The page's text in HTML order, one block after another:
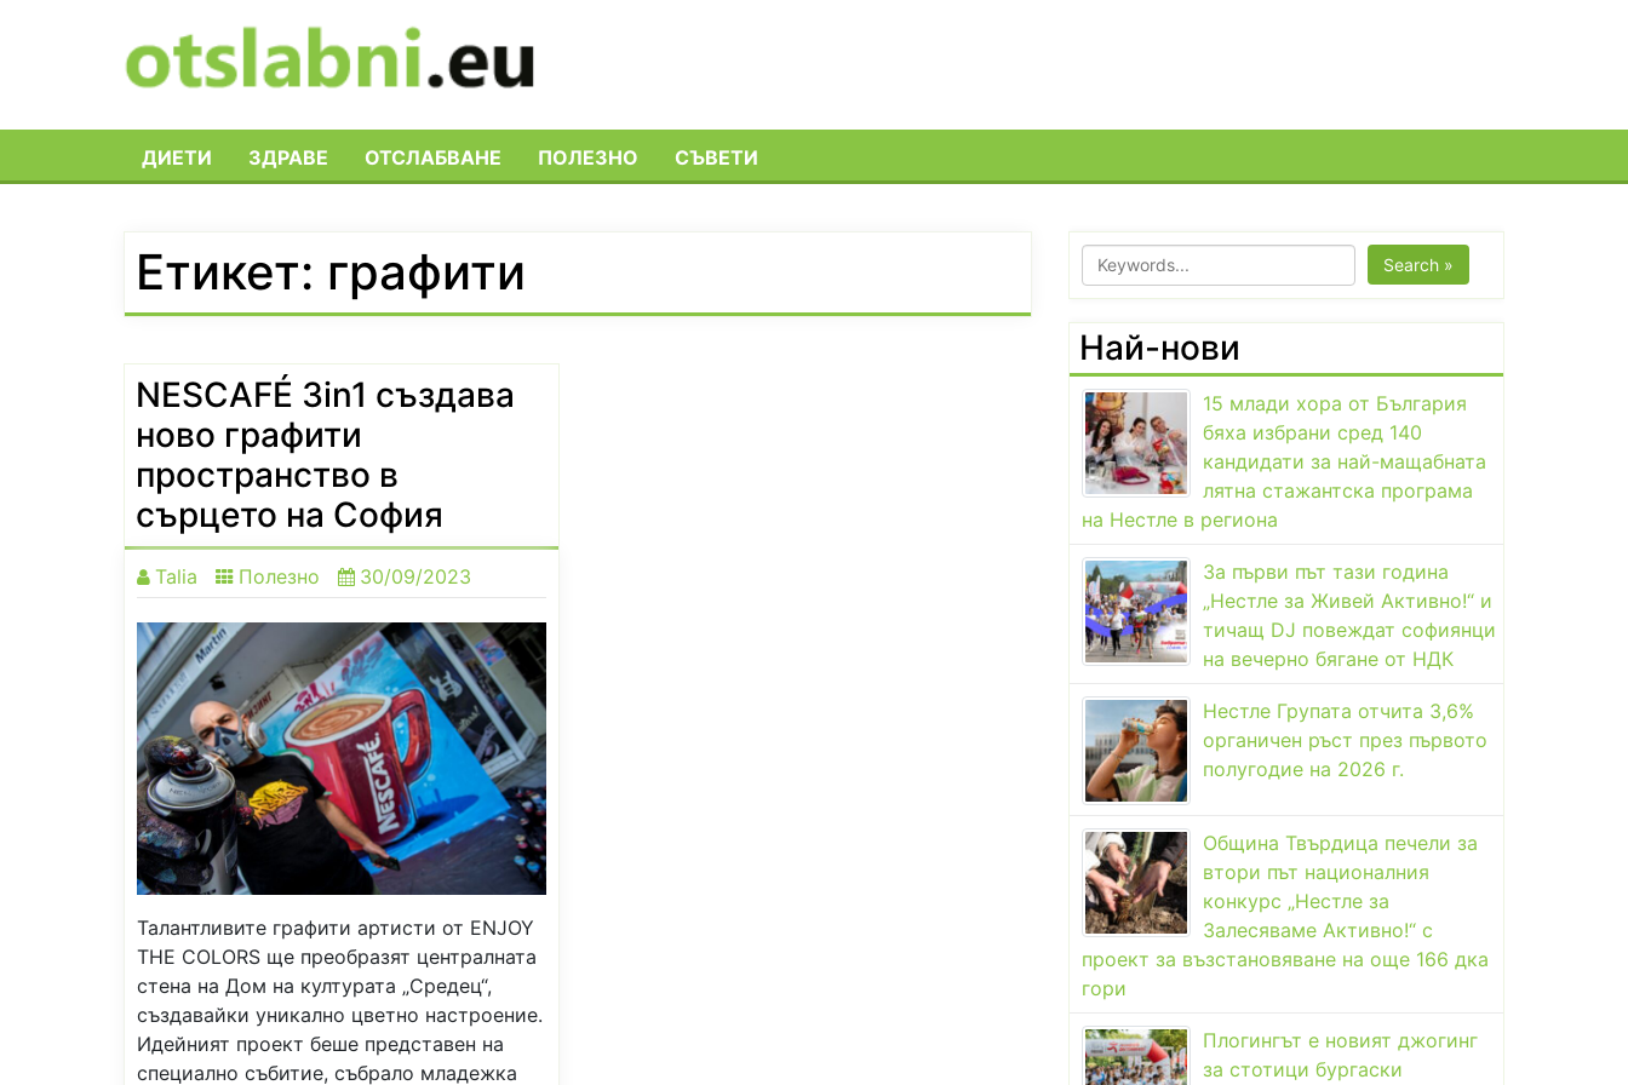
ДИЕТИ ЗДРАВЕ ОТСЛАБВАНЕ ПОЛЕЗНО СЪВЕТИ
Етикет: графити
NESCAFÉ 3in1 създава
ново графити
пространство в
сърцето на София
Talia Полезно 30/09/2023
Талантливите графити артисти от ENJOY
THE COLORS ще преобразят централната
стена на Дом на културата „Средец“,
създавайки уникално цветно настроение.
Идейният проект беше представен на
специално събитие, събрало младежка
Search »
Най-нови
15 млади хора от България
бяха избрани сред 140
кандидати за най-мащабната
лятна стажантска програма
на Нестле в региона
За първи път тази година
„Нестле за Живей Активно!“ и
тичащ DJ повеждат софиянци
на вечерно бягане от НДК
Нестле Групата отчита 3,6%
органичен ръст през първото
полугодие на 2026 г.
Община Твърдица печели за
втори път националния
конкурс „Нестле за
Залесяваме Активно!“ с
проект за възстановяване на още 166 дка
гори
Плогингът е новият джогинг
за стотици бургаски